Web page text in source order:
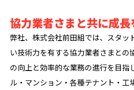
協力業者さまと共に成長
弊社、株式会社前田組では、スタッ
い技術力を有する協力業者さまとの
の向上と効率的な業務の進行を目指
ル・マンション・各種テナント・工